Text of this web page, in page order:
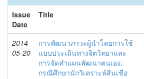
Issue
Date
Title
2014-
05-20
การพัฒนาภาวะผู้นำโดยการใช้
แบบประเมินทางจิตวิทยาและ
การจัดทำแผนพัฒนาตนเอง:
กรณีศึกษานักวิเคราะห์สินเชื่อ